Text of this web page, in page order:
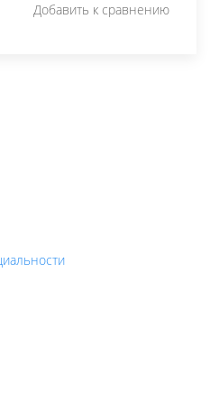
Добавить к сравнению